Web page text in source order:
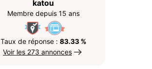
katou
Membre depuis 15 ans
Taux de réponse : 83.33 %
Voir les 273 annonces